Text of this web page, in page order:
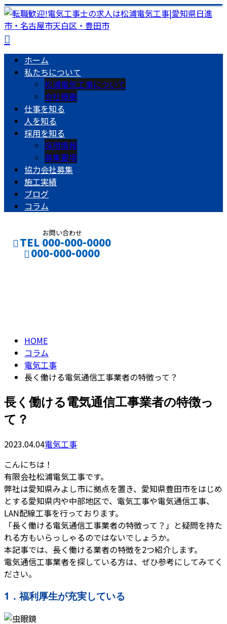
ホーム
私たちについて
松浦電気工事について
会社概要
仕事を知る
人を知る
採用を知る
採用情報
募集要項
協力会社募集
施工実績
ブログ
コラム
お問い合わせ
TEL 000-000-0000
000-000-0000
HOME
コラム
電気工事
長く働ける電気通信工事業者の特徴って？
長く働ける電気通信工事業者の特徴っ
て？
2023.04.04電気工事
こんにちは！
有限会社松浦電気工事です。
弊社は愛知県みよし市に拠点を置き、愛知県豊田市をはじめ
とする愛知県内や中部地区で、電気工事や電気通信工事、
LAN配線工事を行っております。
「長く働ける電気通信工事業者の特徴って？」と疑問を持た
れる方もいらっしゃるのではないでしょうか。
本記事では、長く働ける業者の特徴を2つ紹介します。
電気通信工事業者を探している方は、ぜひ参考にしてみてく
ださい。
1．福利厚生が充実している